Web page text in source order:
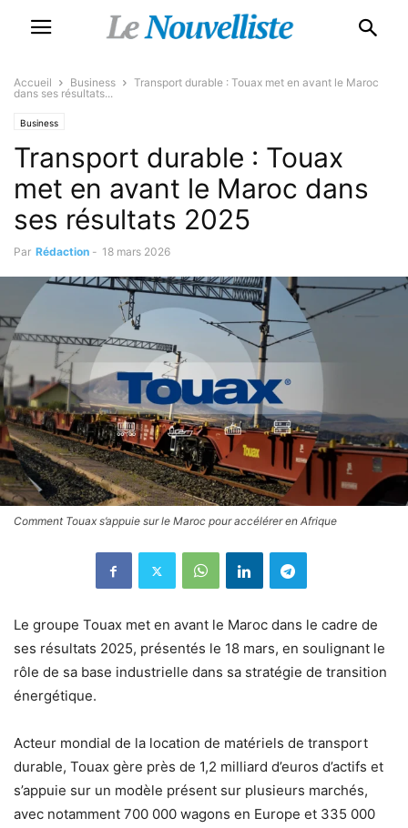
Accueil Business
Transport durable : Touax met en avant le Maroc
dans ses résultats...
Business
Transport durable : Touax
met en avant le Maroc dans
ses résultats 2025
Par Rédaction - 18 mars 2026
Comment Touax s’appuie sur le Maroc pour accélérer en Afrique
Le groupe Touax met en avant le Maroc dans le cadre de
ses résultats 2025, présentés le 18 mars, en soulignant le
rôle de sa base industrielle dans sa stratégie de transition
énergétique.
Acteur mondial de la location de matériels de transport
durable, Touax gère près de 1,2 milliard d’euros d’actifs et
s’appuie sur un modèle présent sur plusieurs marchés,
avec notamment 700 000 wagons en Europe et 335 000